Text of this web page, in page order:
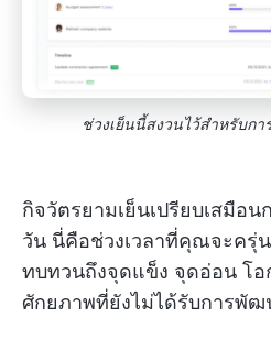
ช่วงเย็นนี้สงวนไว้สำหรับก
กิจวัตรยามเย็นเปรียบเสมือ
วัน นี่คือช่วงเวลาที่คุณจะครุ่
ทบทวนถึงจุดแข็ง จุดอ่อน โอ
ศักยภาพที่ยังไม่ได้รับการพัฒ